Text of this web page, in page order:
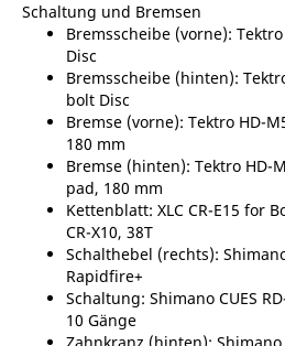
Schaltung und Bremsen
Bremsscheibe (vorne):
Disc
Bremsscheibe (hinten):
bolt Disc
Bremse (vorne): Tektro HD-
180 mm
Bremse (hinten): Tektro HD-
pad, 180 mm
Kettenblatt: XLC CR-E15 for
CR-X10, 38T
Schalthebel (rechts): Shimano
Rapidfire+
Schaltung: Shimano CUES
10 Gänge